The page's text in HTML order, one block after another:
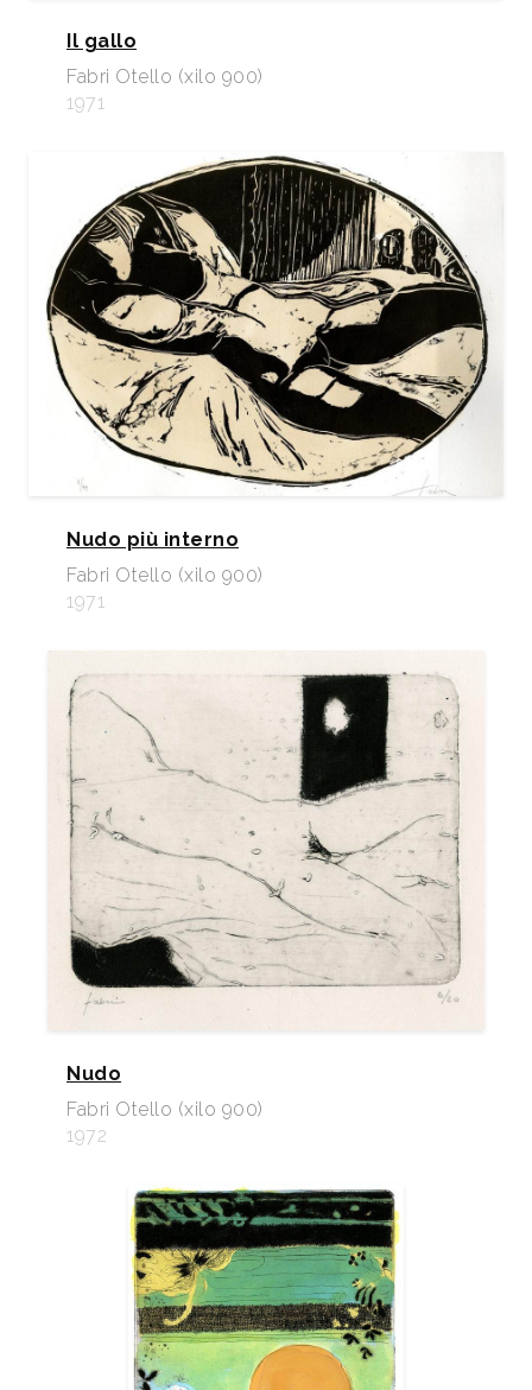
Il gallo
Fabri Otello (xilo 900)
1971
Nudo più interno
Fabri Otello (xilo 900)
1971
Nudo
Fabri Otello (xilo 900)
1972